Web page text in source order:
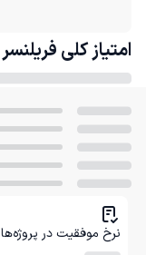
امتیاز کلی فریلنسر
نرخ موفقیت در پروژه‌ها